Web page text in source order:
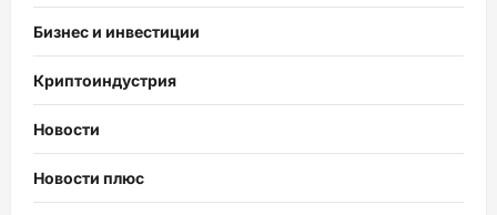
Бизнес и инвестиции
Криптоиндустрия
Новости
Новости плюс